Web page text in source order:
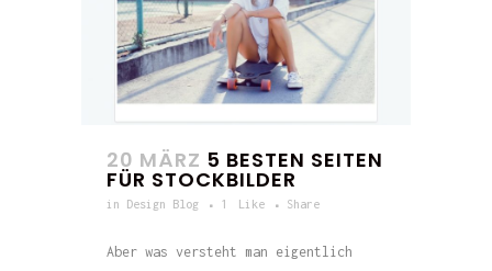
20 MÄRZ 5 BESTEN SEITEN
FÜR STOCKBILDER
in Design Blog 1 Like Share
Aber was versteht man eigentlich